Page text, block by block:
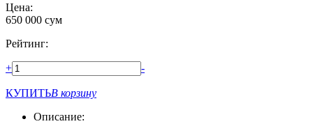
Цена:
650 000 сум
Рейтинг:
+ -
КУПИТЬВ корзину
Описание: